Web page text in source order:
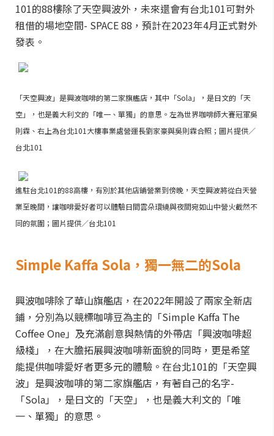
101的88樓除了天空興波外，未來還會有台北101可對外
租借的場地空間- SPACE 88，預計在2023年4月正式對外
發表。
「天空興波」是興波咖啡的第二家旗艦店，其中「Sola」，是日文的「天
空」，也是義大利文的「唯一、單獨」的意思。左為世界咖啡師大賽冠軍吳
則霖、右上為台北101大樓事業處營運長劉家豪與吳則霖合照；圖片提供／
台北101
進駐台北101的88高樓，有別於其他店鋪營業到傍晚，天空興波將從白天營
業至晚間，讓咖啡愛好者可以體驗日間雲朵環繞與夜間宛如山中營火截然不
同的氛圍；圖片提供／台北101
Simple Kaffa Sola，獨一無二的Sola
興波咖啡除了華山旗艦店，在2022年開設了兩家全新店
鋪，分別為以競標咖啡豆為主的「Simple Kaffa The
Coffee One」及充滿創意與熱情的外帶店「興波咖啡超
級棧」，在大膽拓展興波咖啡新面貌的同時，更是希望
能提供咖啡愛好者更多元的體驗。在台北101的「天空興
波」是興波咖啡的第二家旗艦店，有著自己的名字-
「Sola」，是日文的「天空」，也是義大利文的「唯
一、單獨」的意思。